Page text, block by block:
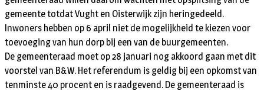
gemeente totdat Vught en Oisterwijk zijn heringedeeld.
Inwoners hebben op 6 april niet de mogelijkheid te kiezen voor
toevoeging van hun dorp bij een van de buurgemeenten.
De gemeenteraad moet op 28 januari nog akkoord gaan met dit
voorstel van B&W. Het referendum is geldig bij een opkomst van
tenminste 40 procent en is raadgevend. De gemeenteraad is